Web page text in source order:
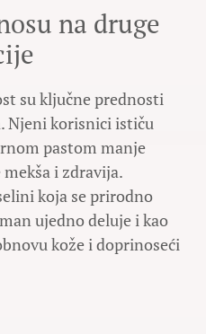
na druge
su ključne prednosti
Njeni korisnici ističu
pastom manje
i zdravija.
koja se prirodno
ujedno deluje i kao
kože i doprinoseći